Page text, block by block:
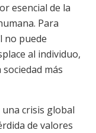
esencial de la
Para
no puede
al individuo,
más
crisis global
de valores